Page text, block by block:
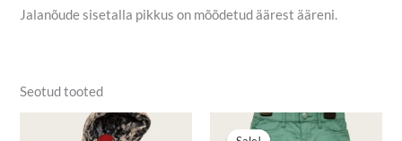
Jalanõude sisetalla pikkus on mõõdetud äärest ääreni.
Seotud tooted
Algne
hind
Praegune
hind